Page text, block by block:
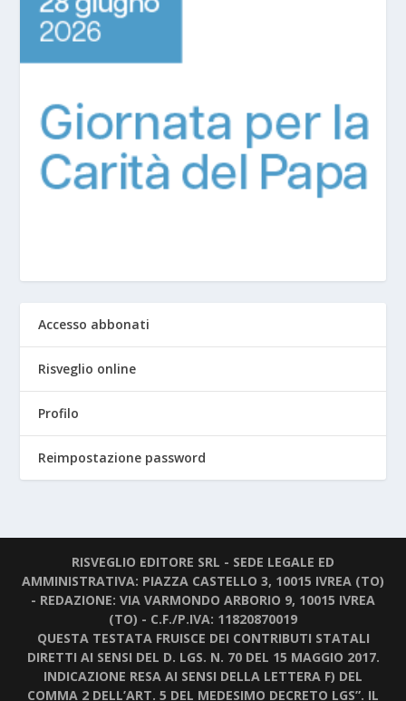
Accesso abbonati
Risveglio online
Profilo
Reimpostazione password
RISVEGLIO EDITORE SRL - SEDE LEGALE ED
AMMINISTRATIVA: PIAZZA CASTELLO 3, 10015 IVREA (TO)
- REDAZIONE: VIA VARMONDO ARBORIO 9, 10015 IVREA
(TO) - C.F./P.IVA: 11820870019
QUESTA TESTATA FRUISCE DEI CONTRIBUTI STATALI
DIRETTI AI SENSI DEL D. LGS. N. 70 DEL 15 MAGGIO 2017.
INDICAZIONE RESA AI SENSI DELLA LETTERA F) DEL
COMMA 2 DELL’ART. 5 DEL MEDESIMO DECRETO LGS”. IL